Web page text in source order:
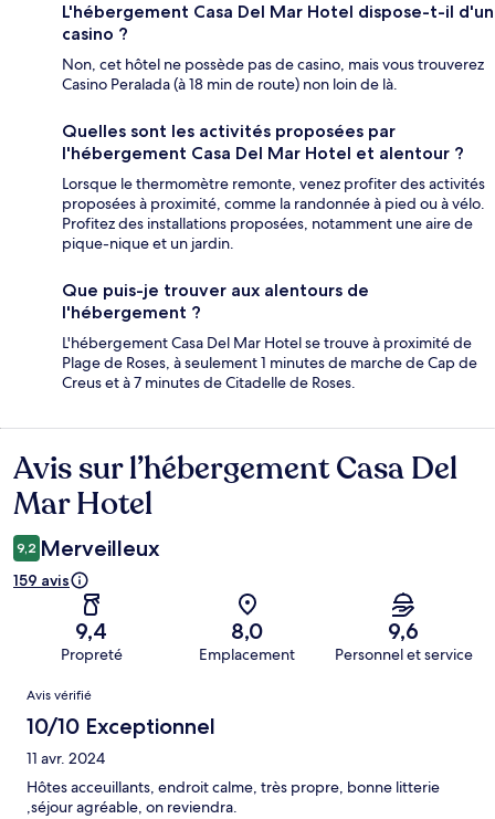
L'hébergement Casa Del Mar Hotel dispose-t-il d'un
casino ?
Non, cet hôtel ne possède pas de casino, mais vous trouverez
Casino Peralada (à 18 min de route) non loin de là.
Quelles sont les activités proposées par
l'hébergement Casa Del Mar Hotel et alentour ?
Lorsque le thermomètre remonte, venez profiter des activités
proposées à proximité, comme la randonnée à pied ou à vélo.
Profitez des installations proposées, notamment une aire de
pique-nique et un jardin.
Que puis-je trouver aux alentours de
l'hébergement ?
L'hébergement Casa Del Mar Hotel se trouve à proximité de
Plage de Roses, à seulement 1 minutes de marche de Cap de
Creus et à 7 minutes de Citadelle de Roses.
Avis
Avis sur l’hébergement Casa Del
Mar Hotel
9,2 Merveilleux
159 avis
9,4
Propreté
8,0
Emplacement
9,6
Personnel et service
Avis
Avis vérifié
10/10 Exceptionnel
11 avr. 2024
Hôtes acceuillants, endroit calme, très propre, bonne litterie
,séjour agréable, on reviendra.